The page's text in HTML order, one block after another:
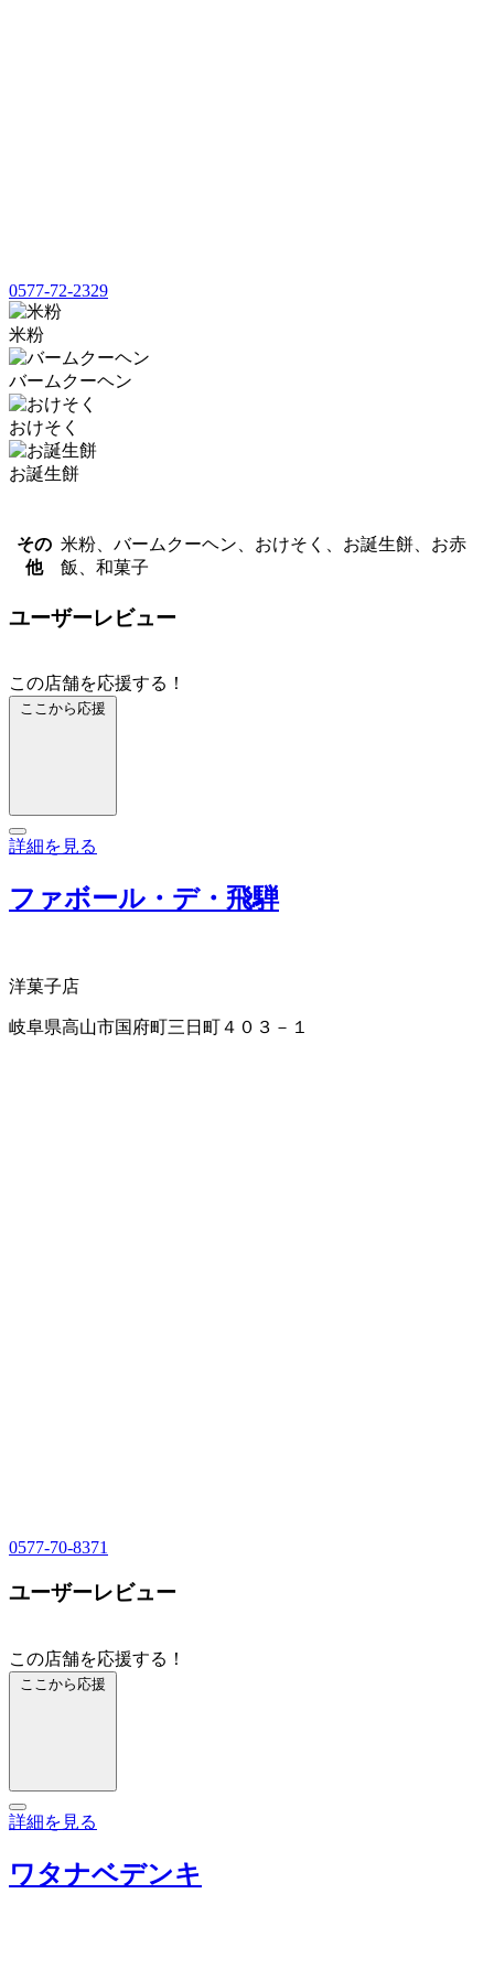
0577-72-2329
米粉
バームクーヘン
おけそく
お誕生餅
その
他
米粉、バームクーヘン、おけそく、お誕生餅、お赤
飯、和菓子
ユーザーレビュー
この店舗を応援する！
ここから応援
詳細を見る
ファボール・デ・飛騨
洋菓子店
岐阜県高山市国府町三日町４０３－１
0577-70-8371
ユーザーレビュー
この店舗を応援する！
ここから応援
詳細を見る
ワタナベデンキ